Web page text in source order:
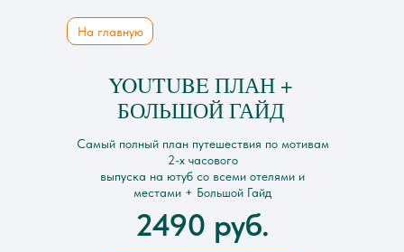
YOUTUBE ПЛАН +
БОЛЬШОЙ ГАЙД
2490 руб.
На главную
Самый полный план путешествия по мотивам
2-х часового
выпуска на ютуб со всеми отелями и
местами + Большой Гайд